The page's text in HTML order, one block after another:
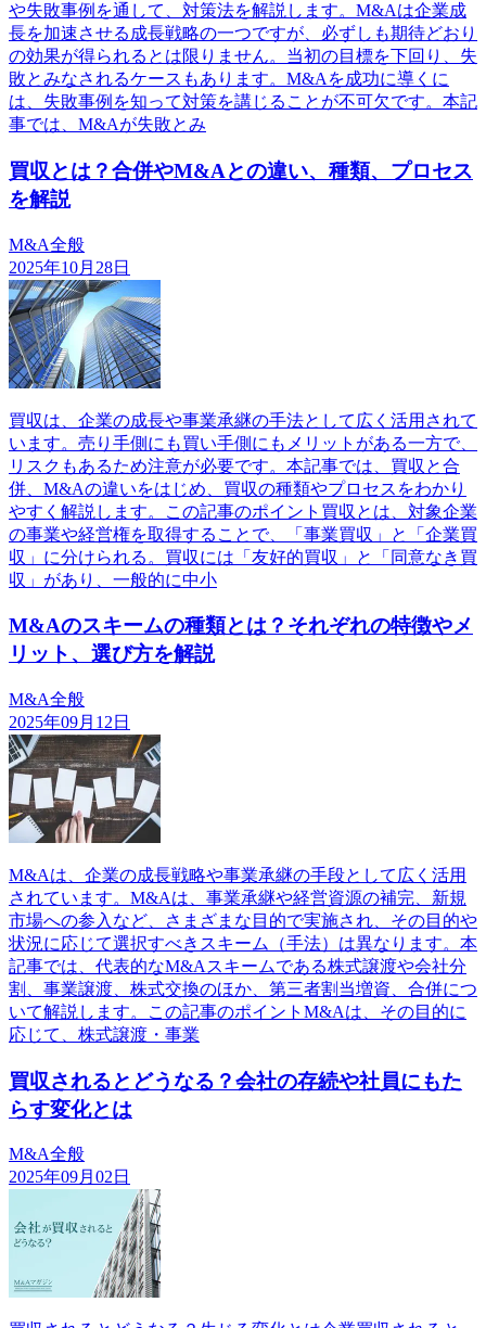
や失敗事例を通して、対策法を解説します。M&Aは企業成
長を加速させる成長戦略の一つですが、必ずしも期待どおり
の効果が得られるとは限りません。当初の目標を下回り、失
敗とみなされるケースもあります。M&Aを成功に導くに
は、失敗事例を知って対策を講じることが不可欠です。本記
事では、M&Aが失敗とみ
買収とは？合併やM&Aとの違い、種類、プロセス
を解説
M&A全般
2025年10月28日
買収は、企業の成長や事業承継の手法として広く活用されて
います。売り手側にも買い手側にもメリットがある一方で、
リスクもあるため注意が必要です。本記事では、買収と合
併、M&Aの違いをはじめ、買収の種類やプロセスをわかり
やすく解説します。この記事のポイント買収とは、対象企業
の事業や経営権を取得することで、「事業買収」と「企業買
収」に分けられる。買収には「友好的買収」と「同意なき買
収」があり、一般的に中小
M&Aのスキームの種類とは？それぞれの特徴やメ
リット、選び方を解説
M&A全般
2025年09月12日
M&Aは、企業の成長戦略や事業承継の手段として広く活用
されています。M&Aは、事業承継や経営資源の補完、新規
市場への参入など、さまざまな目的で実施され、その目的や
状況に応じて選択すべきスキーム（手法）は異なります。本
記事では、代表的なM&Aスキームである株式譲渡や会社分
割、事業譲渡、株式交換のほか、第三者割当増資、合併につ
いて解説します。この記事のポイントM&Aは、その目的に
応じて、株式譲渡・事業
買収されるとどうなる？会社の存続や社員にもた
らす変化とは
M&A全般
2025年09月02日